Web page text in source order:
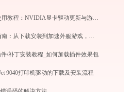
GeForce Experience使用教程：NVIDIA显卡驱动更新与游戏优化录制完全指南
小黑盒加速器使用指南：从下载安装到加速外服游戏，免费版够用吗
/补丁安装教程_如何加载插件效果包
9040打印机驱动的下载及安装流程